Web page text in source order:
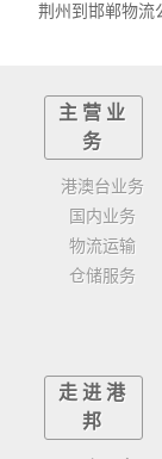
主营业
务
港澳台业务
国内业务
物流运输
仓储服务
走进港
邦